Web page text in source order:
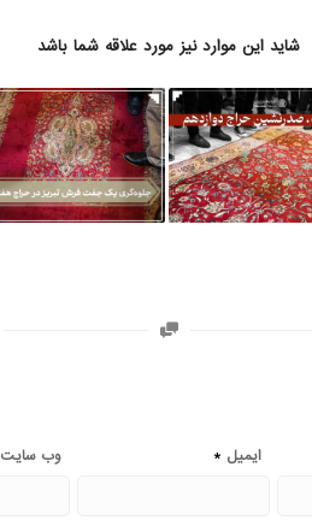
شاید این موارد نیز مورد علاقه شما باشد
ایمیل * وب‌ سایت